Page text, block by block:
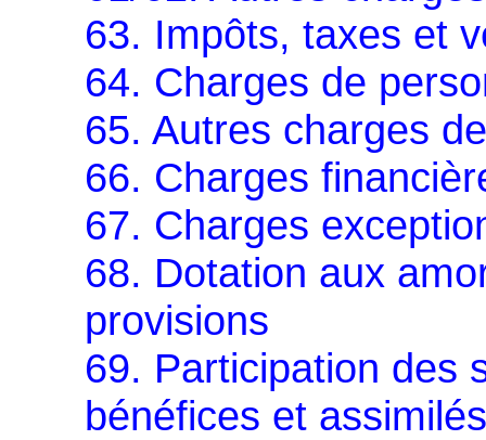
63. Impôts, taxes et
64. Charges de
65. Autres charges
66. Charges
67. Charges
68. Dotation aux
provisions
69. Participation des
bénéfices et